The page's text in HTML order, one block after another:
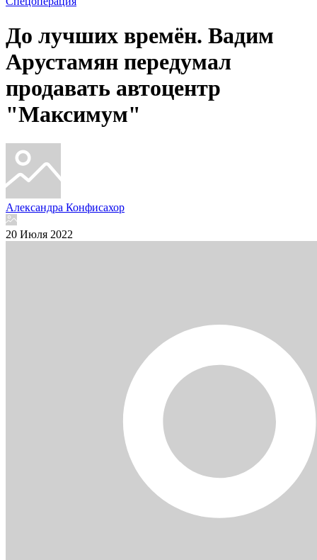
До лучших времён. Вадим
Арустамян передумал
продавать автоцентр
"Максимум"
Александра Конфисахор
20 Июля 2022